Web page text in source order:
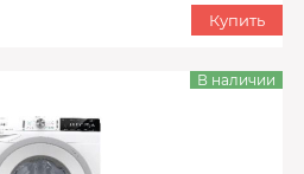
Купить
В наличии